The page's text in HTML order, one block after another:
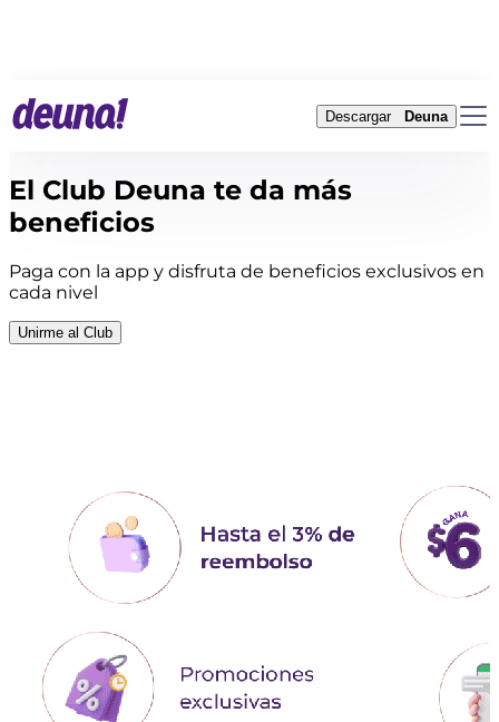
Descargar Deuna
El Club Deuna te da más
beneficios
Paga con la app y disfruta de beneficios exclusivos en
cada nivel
Unirme al Club